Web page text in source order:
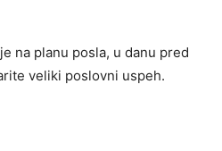
na planu posla, u danu pred
veliki poslovni uspeh.